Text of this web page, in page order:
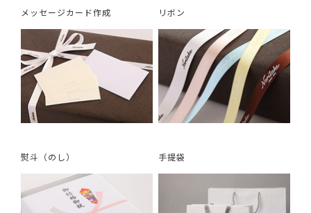
メッセージカード作成 リボン
熨斗（のし） 手提袋